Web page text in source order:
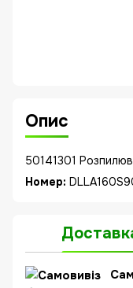
Опис
50141301
Номер: